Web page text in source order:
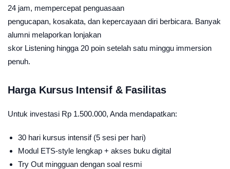
24 jam, mempercepat penguasaan
pengucapan, kosakata, dan kepercayaan diri berbicara. Banyak
alumni melaporkan lonjakan
skor Listening hingga 20 poin setelah satu minggu immersion
penuh.
Harga Kursus Intensif & Fasilitas
Untuk investasi Rp 1.500.000, Anda mendapatkan:
30 hari kursus intensif (5 sesi per hari)
Modul ETS-style lengkap + akses buku digital
Try Out mingguan dengan soal resmi